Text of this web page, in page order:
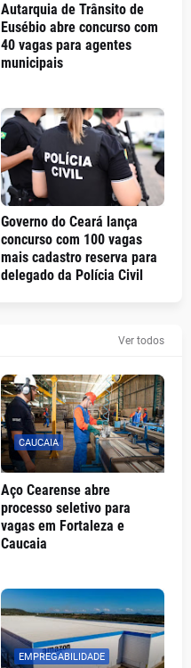
Autarquia de Trânsito de
Eusébio abre concurso com
40 vagas para agentes
municipais
Governo do Ceará lança
concurso com 100 vagas
mais cadastro reserva para
delegado da Polícia Civil
Ver todos
CAUCAIA
Aço Cearense abre
processo seletivo para
vagas em Fortaleza e
Caucaia
EMPREGABILIDADE